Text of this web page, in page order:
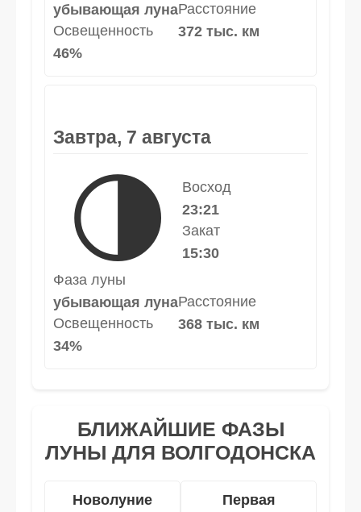
убывающая луна
Освещенность
46%
Расстояние
372 тыс. км
Завтра, 7 августа
🌗
Восход
23:21
Закат
15:30
Фаза луны
убывающая луна
Освещенность
34%
Расстояние
368 тыс. км
БЛИЖАЙШИЕ ФАЗЫ
ЛУНЫ ДЛЯ ВОЛГОДОНСКА
Новолуние
Первая